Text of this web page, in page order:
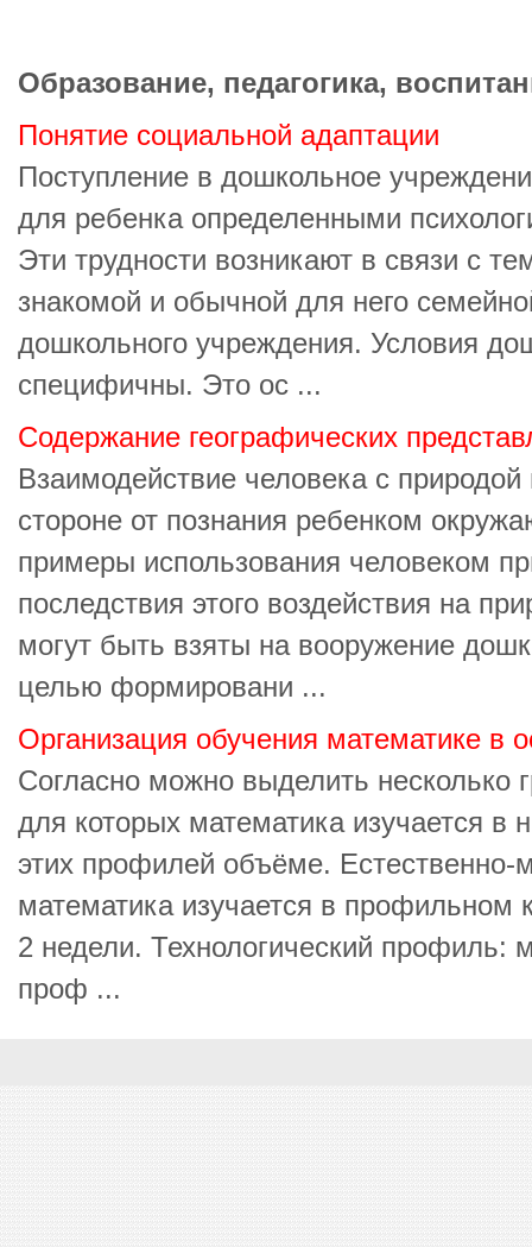
Образование, педагогика,
Понятие социальной адаптации
Поступление в дошкольное
для ребенка определенными
Эти трудности возникают в связи с
знакомой и обычной для него
дошкольного учреждения. Условия
специфичны. Это ос ...
Содержание географических
Взаимодействие человека с
стороне от познания ребенком
примеры использования человеком
последствия этого воздействия на
могут быть взяты на вооружение
целью формировани ...
Организация обучения математике в
Согласно можно выделить несколько
для которых математика изучается
этих профилей объёме. Естественно-
математика изучается в профильном
2 недели. Технологический профиль:
проф ...